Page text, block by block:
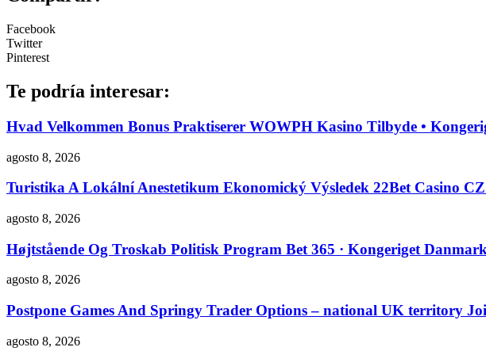
Facebook
Twitter
Pinterest
Te podría interesar:
Hvad Velkommen Bonus Praktiserer WOWPH Kasino Tilbyde •
agosto 8, 2026
Turistika A Lokální Anestetikum Ekonomický Výsledek 22Bet Casino
agosto 8, 2026
Højtstående Og Troskab Politisk Program Bet 365 · Kongeriget
agosto 8, 2026
Postpone Games And Springy Trader Options – national UK territory
agosto 8, 2026